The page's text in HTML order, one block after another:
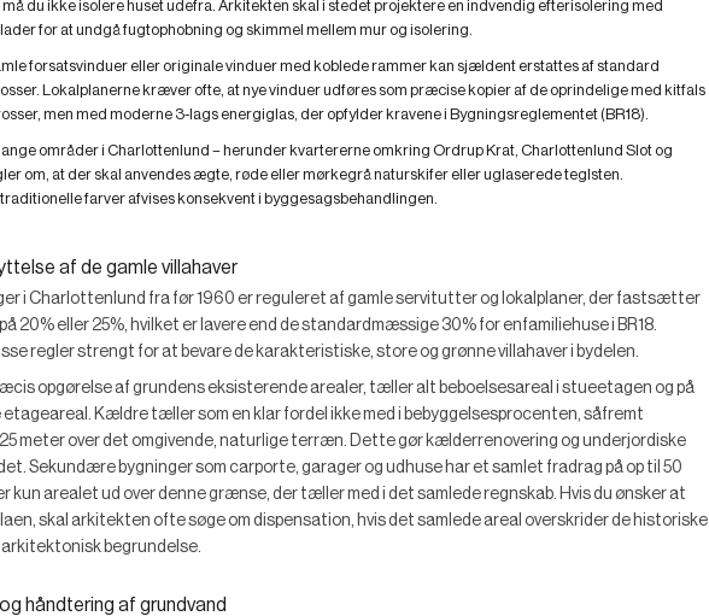
du ikke isolere huset udefra. Arkitekten skal i stedet projektere en indvendig efterisolering med
for at undgå fugtophobning og skimmel mellem mur og isolering.
forsatsvinduer eller originale vinduer med koblede rammer kan sjældent erstattes af standard
Lokalplanerne kræver ofte, at nye vinduer udføres som præcise kopier af de oprindelige med kitfals
men med moderne 3-lags energiglas, der opfylder kravene i Bygningsreglementet (BR18).
områder i Charlottenlund – herunder kvartererne omkring Ordrup Krat, Charlottenlund Slot og
om, at der skal anvendes ægte, røde eller mørkegrå naturskifer eller uglaserede teglsten.
farver afvises konsekvent i byggesagsbehandlingen.
af de gamle villahaver
i Charlottenlund fra før 1960 er reguleret af gamle servitutter og lokalplaner, der fastsætter
20% eller 25%, hvilket er lavere end de standardmæssige 30% for enfamiliehuse i BR18.
regler strengt for at bevare de karakteristiske, store og grønne villahaver i bydelen.
opgørelse af grundens eksisterende arealer, tæller alt beboelsesareal i stueetagen og på
Kældre tæller som en klar fordel ikke med i bebyggelsesprocenten, såfremt
meter over det omgivende, naturlige terræn. Dette gør kælderrenovering og underjordiske
Sekundære bygninger som carporte, garager og udhuse har et samlet fradrag på op til 50
kun arealet ud over denne grænse, der tæller med i det samlede regnskab. Hvis du ønsker at
skal arkitekten ofte søge om dispensation, hvis det samlede areal overskrider de historiske
begrundelse.
håndtering af grundvand